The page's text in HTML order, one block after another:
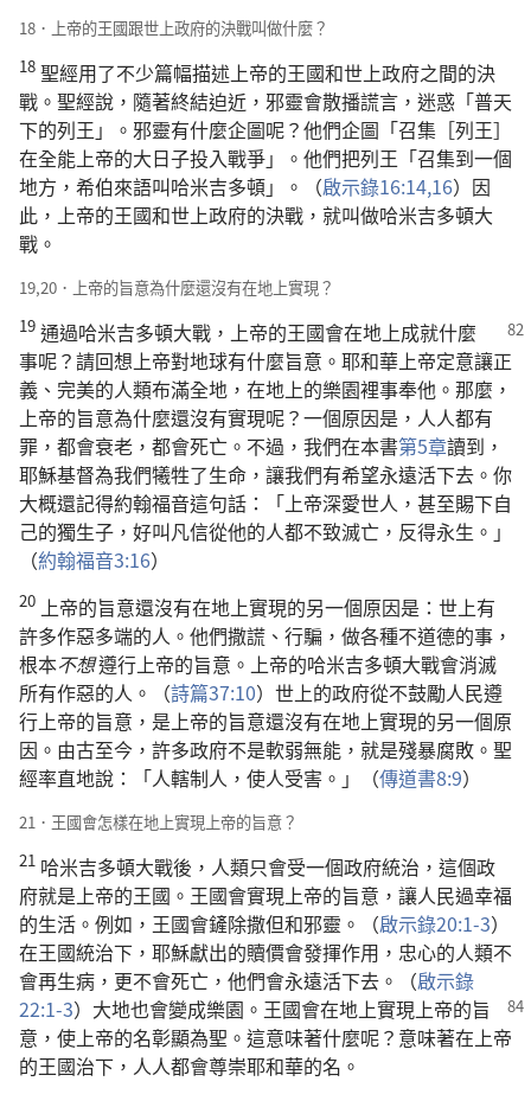
18．上帝的王國跟世上政府的決戰叫做什麼？
18 聖經用了不少篇幅描述上帝的王國和世上政府之間的決
戰。聖經說，隨著終結迫近，邪靈會散播謊言，迷惑「普天
下的列王」。邪靈有什麼企圖呢？他們企圖「召集［列王］
在全能上帝的大日子投入戰爭」。他們把列王「召集到一個
地方，希伯來語叫哈米吉多頓」。（啟示錄16:14,16）因
此，上帝的王國和世上政府的決戰，就叫做哈米吉多頓大
戰。
19,20．上帝的旨意為什麼還沒有在地上實現？
19 通過哈米吉多頓大戰，上帝的王國會在地上成就什麼
事呢？請回想上帝對地球有什麼旨意。耶和華上帝定意讓正
義、完美的人類布滿全地，在地上的樂園裡事奉他。那麼，
上帝的旨意為什麼還沒有實現呢？一個原因是，人人都有
罪，都會衰老，都會死亡。不過，我們在本書第5章讀到，
耶穌基督為我們犧牲了生命，讓我們有希望永遠活下去。你
大概還記得約翰福音這句話：「上帝深愛世人，甚至賜下自
己的獨生子，好叫凡信從他的人都不致滅亡，反得永生。」
（約翰福音3:16）
20 上帝的旨意還沒有在地上實現的另一個原因是：世上有
許多作惡多端的人。他們撒謊、行騙，做各種不道德的事，
根本不想遵行上帝的旨意。上帝的哈米吉多頓大戰會消滅
所有作惡的人。（詩篇37:10）世上的政府從不鼓勵人民遵
行上帝的旨意，是上帝的旨意還沒有在地上實現的另一個原
因。由古至今，許多政府不是軟弱無能，就是殘暴腐敗。聖
經率直地說：「人轄制人，使人受害。」（傳道書8:9）
21．王國會怎樣在地上實現上帝的旨意？
21 哈米吉多頓大戰後，人類只會受一個政府統治，這個政
府就是上帝的王國。王國會實現上帝的旨意，讓人民過幸福
的生活。例如，王國會鏟除撒但和邪靈。（啟示錄20:1-3）
在王國統治下，耶穌獻出的贖價會發揮作用，忠心的人類不
會再生病，更不會死亡，他們會永遠活下去。（啟示錄
22:1-3）大地也會變成樂園。王國會在地上實現上帝的旨
意，使上帝的名彰顯為聖。這意味著什麼呢？意味著在上帝
的王國治下，人人都會尊崇耶和華的名。